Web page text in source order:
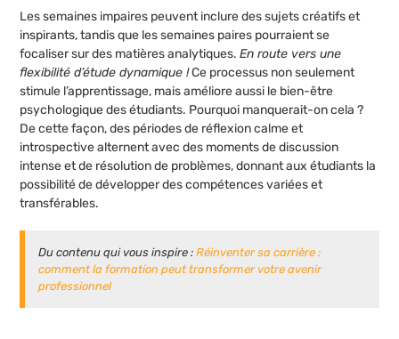
Les semaines impaires peuvent inclure des sujets créatifs et
inspirants, tandis que les semaines paires pourraient se
focaliser sur des matières analytiques.En route vers une
flexibilité d’étude dynamique !Ce processus non seulement
stimule l’apprentissage, mais améliore aussi le bien-être
psychologique des étudiants. Pourquoi manquerait-on cela ?
De cette façon, des périodes de réflexion calme et
introspective alternent avec des moments de discussion
intense et de résolution de problèmes, donnant aux étudiants la
possibilité de développer des compétences variées et
transférables.
Du contenu qui vous inspire :Réinventer sa carrière :
comment la formation peut transformer votre avenir
professionnel